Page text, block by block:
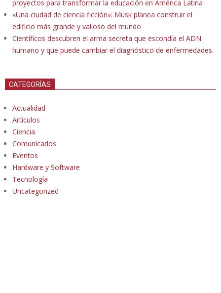
proyectos para transformar la educación en América Latina
«Una ciudad de ciencia ficción»: Musk planea construir el
edificio más grande y valioso del mundo
Científicos descubren el arma secreta que escondía el ADN
humano y que puede cambiar el diagnóstico de enfermedades.
CATEGORÍAS
Actualidad
Artículos
Ciencia
Comunicados
Eventos
Hardware y Software
Tecnología
Uncategorized